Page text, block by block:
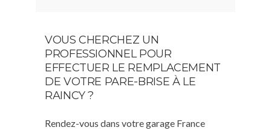
VOUS CHERCHEZ UN
PROFESSIONNEL POUR
EFFECTUER LE REMPLACEMENT
DE VOTRE PARE-BRISE À LE
RAINCY ?
Rendez-vous dans votre garage France